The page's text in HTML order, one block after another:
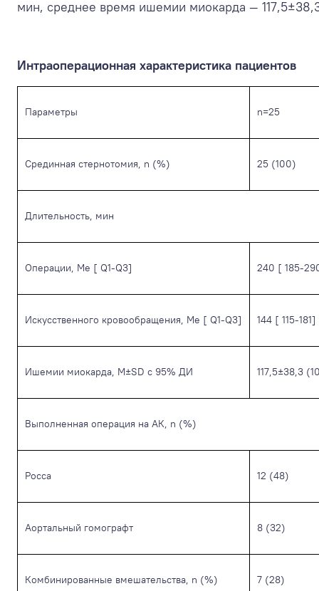
мин, среднее время ишемии миокарда —
Интраоперационная характеристика пациентов
Параметры n=25
Срединная стернотомия, n (%) 25 (100)
Длительность, мин
Операции, Me [ Q1-Q3] 240 [ 185-
Искусственного кровообращения, Me [ Q1-Q3] 144 [ 115-181]
Ишемии миокарда, M±SD с 95% ДИ 117,5±38,3
Выполненная операция на АК, n (%)
Росса 12 (48)
Аортальный гомографт 8 (32)
Комбинированные вмешательства, n (%) 7 (28)